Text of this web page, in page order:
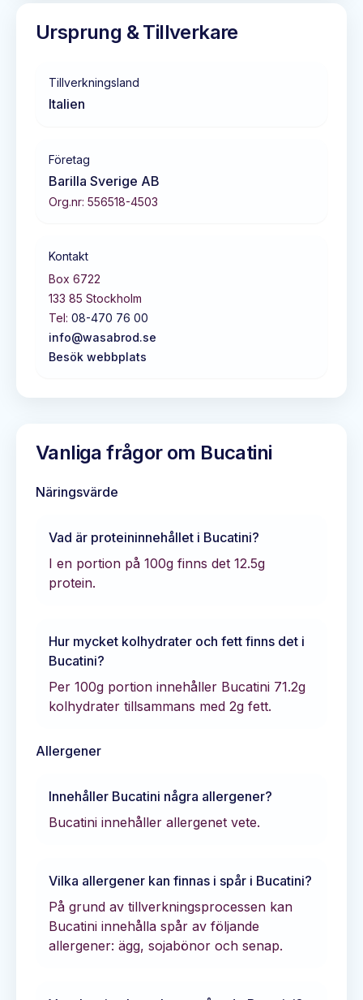
Ursprung & Tillverkare
Tillverkningsland
Italien
Företag
Barilla Sverige AB
Org.nr: 556518-4503
Kontakt
Box 6722
133 85 Stockholm
Tel: 08-470 76 00
info@wasabrod.se
Besök webbplats
Vanliga frågor om Bucatini
Näringsvärde
Vad är proteininnehållet i Bucatini?
I en portion på 100g finns det 12.5g
protein.
Hur mycket kolhydrater och fett finns det i
Bucatini?
Per 100g portion innehåller Bucatini 71.2g
kolhydrater tillsammans med 2g fett.
Allergener
Innehåller Bucatini några allergener?
Bucatini innehåller allergenet vete.
Vilka allergener kan finnas i spår i Bucatini?
På grund av tillverkningsprocessen kan
Bucatini innehålla spår av följande
allergener: ägg, sojabönor och senap.